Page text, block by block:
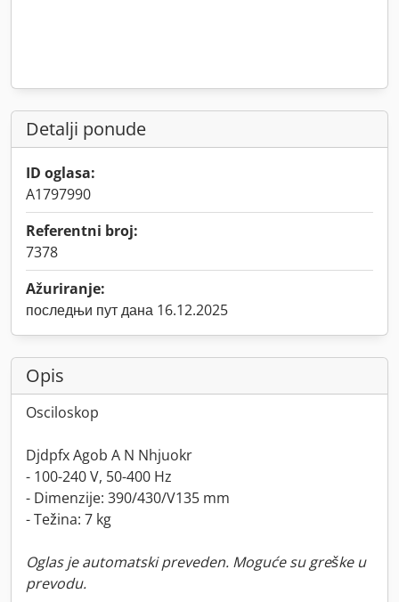
Detalji ponude
ID oglasa:
A1797990
Referentni broj:
7378
Ažuriranje:
последњи пут дана 16.12.2025
Opis
Osciloskop
Djdpfx Agob A N Nhjuokr
- 100-240 V, 50-400 Hz
- Dimenzije: 390/430/V135 mm
- Težina: 7 kg
Oglas je automatski preveden. Moguće su greške u
prevodu.